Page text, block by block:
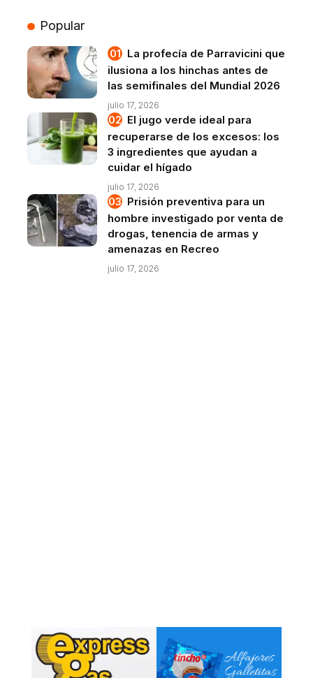
Popular
La profecía de Parravicini que
ilusiona a los hinchas antes de
las semifinales del Mundial 2026
julio 17, 2026
El jugo verde ideal para
recuperarse de los excesos: los
3 ingredientes que ayudan a
cuidar el hígado
julio 17, 2026
Prisión preventiva para un
hombre investigado por venta de
drogas, tenencia de armas y
amenazas en Recreo
julio 17, 2026